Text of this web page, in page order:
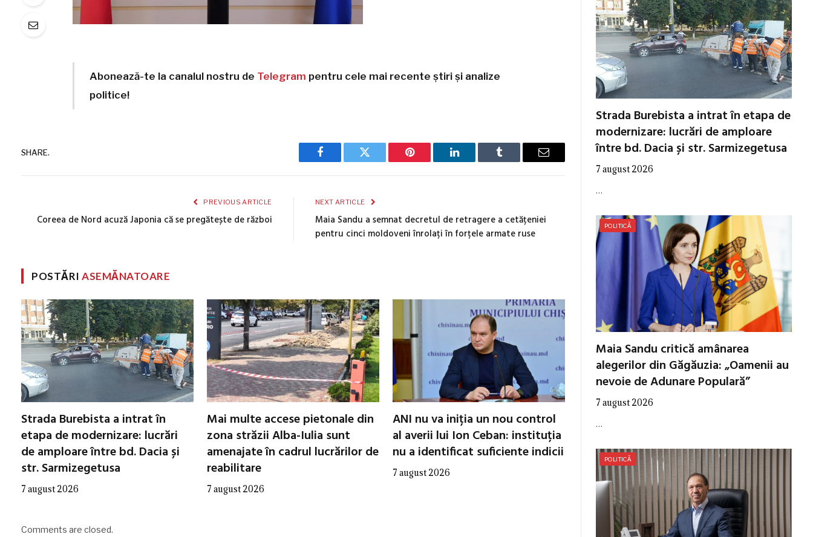
Abonează-te la canalul nostru de Telegram pentru cele mai recente știri și analize
politice!
SHARE.
Facebook Twitter Pinterest LinkedIn Tumblr Email
PREVIOUS ARTICLE
Coreea de Nord acuză Japonia că se pregătește de război
NEXT ARTICLE
Maia Sandu a semnat decretul de retragere a cetățeniei
pentru cinci moldoveni înrolați în forțele armate ruse
POSTĂRIASEMĂNATOARE
Strada Burebista a intrat în
etapa de modernizare: lucrări
de amploare între bd. Dacia și
str. Sarmizegetusa
7 august 2026
Mai multe accese pietonale din
zona străzii Alba-Iulia sunt
amenajate în cadrul lucrărilor de
reabilitare
7 august 2026
ANI nu va iniția un nou control
al averii lui Ion Ceban: instituția
nu a identificat suficiente indicii
7 august 2026
Comments are closed.
Strada Burebista a intrat în etapa de
modernizare: lucrări de amploare
între bd. Dacia și str. Sarmizegetusa
7 august 2026
…
POLITICĂ
Maia Sandu critică amânarea
alegerilor din Găgăuzia: „Oamenii au
nevoie de Adunare Populară”
7 august 2026
…
POLITICĂ